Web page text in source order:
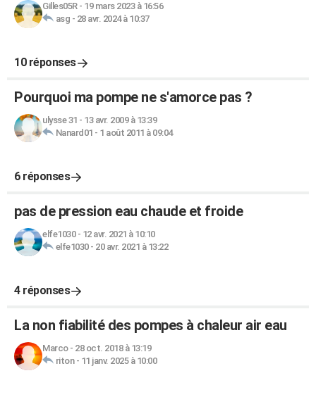
Gilles05R- 19 mars 2023 à 16:56
asg - 28 avr. 2024 à 10:37
10 réponses
Pourquoi ma pompe ne s'amorce pas ?
ulysse 31 - 13 avr. 2009 à 13:39
Nanard01 - 1 août 2011 à 09:04
6 réponses
pas de pression eau chaude et froide
elfe1030- 12 avr. 2021 à 10:10
elfe1030- 20 avr. 2021 à 13:22
4 réponses
La non fiabilité des pompes à chaleur air eau
Marco- 28 oct. 2018 à 13:19
riton- 11 janv. 2025 à 10:00